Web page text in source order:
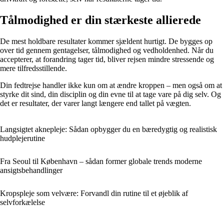
Tålmodighed er din stærkeste allierede
De mest holdbare resultater kommer sjældent hurtigt. De bygges op
over tid gennem gentagelser, tålmodighed og vedholdenhed. Når du
accepterer, at forandring tager tid, bliver rejsen mindre stressende og
mere tilfredsstillende.
Din fedtrejse handler ikke kun om at ændre kroppen – men også om at
styrke dit sind, din disciplin og din evne til at tage vare på dig selv. Og
det er resultater, der varer langt længere end tallet på vægten.
Langsigtet aknepleje: Sådan opbygger du en bæredygtig og realistisk
hudplejerutine
Fra Seoul til København – sådan former globale trends moderne
ansigtsbehandlinger
Kropspleje som velvære: Forvandl din rutine til et øjeblik af
selvforkælelse